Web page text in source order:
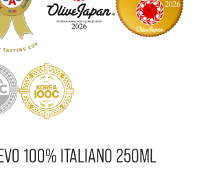
100% ITALIANO 250ML